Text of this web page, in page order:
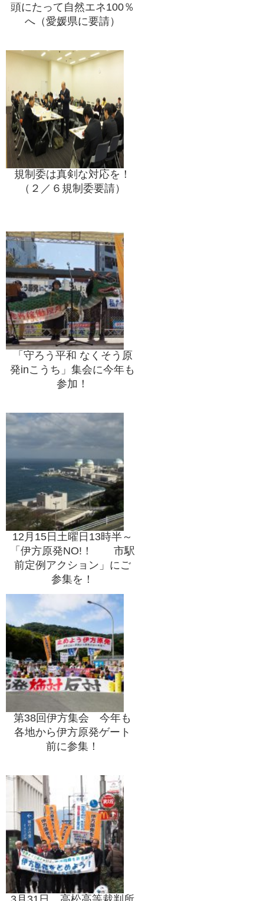
頭にたって自然エネ100％
へ（愛媛県に要請）
規制委は真剣な対応を！
（２／６規制委要請）
「守ろう平和 なくそう原
発inこうち」集会に今年も
参加！
12月15日土曜日13時半～
「伊方原発NO!！ 市駅
前定例アクション」にご
参集を！
第38回伊方集会 今年も
各地から伊方原発ゲート
前に参集！